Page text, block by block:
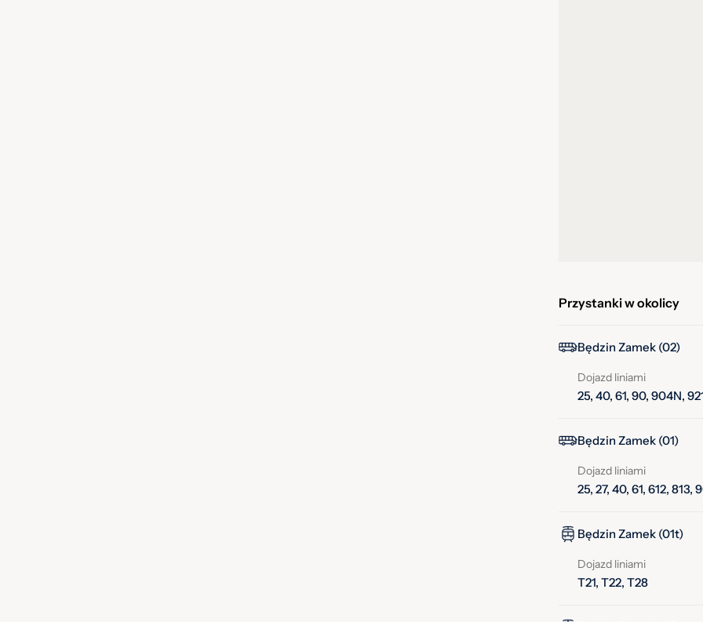
Przystanki w okolicy
Będzin Zamek (02)
Dojazd liniami
25, 40, 61, 90, 904N,
Będzin Zamek (01)
Dojazd liniami
25, 27, 40, 61, 612, 813,
Będzin Zamek (01t)
Dojazd liniami
T21, T22, T28